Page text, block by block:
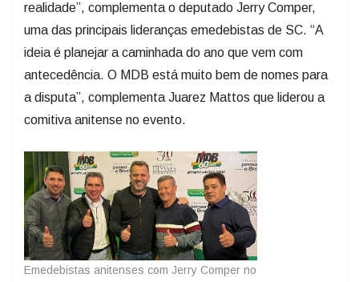
realidade”, complementa o deputado Jerry Comper,
uma das principais lideranças emedebistas de SC. “A
ideia é planejar a caminhada do ano que vem com
antecedência. O MDB está muito bem de nomes para
a disputa”, complementa Juarez Mattos que liderou a
comitiva anitense no evento.
Emedebistas anitenses com Jerry Comper no